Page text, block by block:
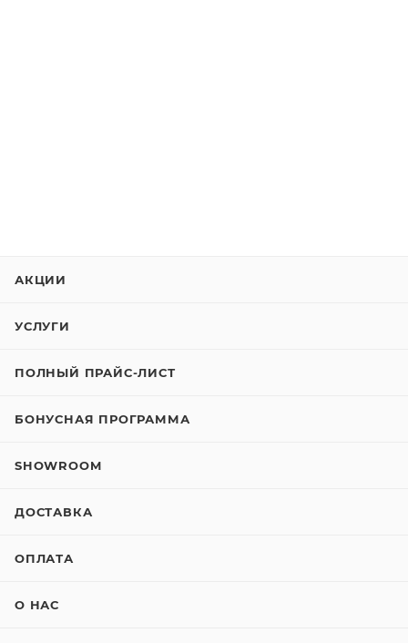
АКЦИИ
УСЛУГИ
ПОЛНЫЙ ПРАЙС-ЛИСТ
БОНУСНАЯ ПРОГРАММА
SHOWROOM
ДОСТАВКА
ОПЛАТА
О НАС